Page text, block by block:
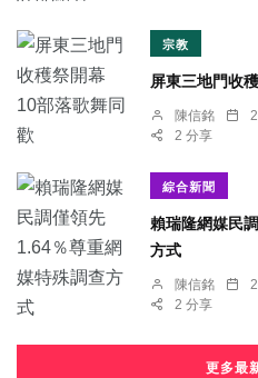
宗教
屏東三地門收
陳信銘
2 分享
綜合新聞
賴瑞隆網媒民
方式
陳信銘
2 分享
更多最